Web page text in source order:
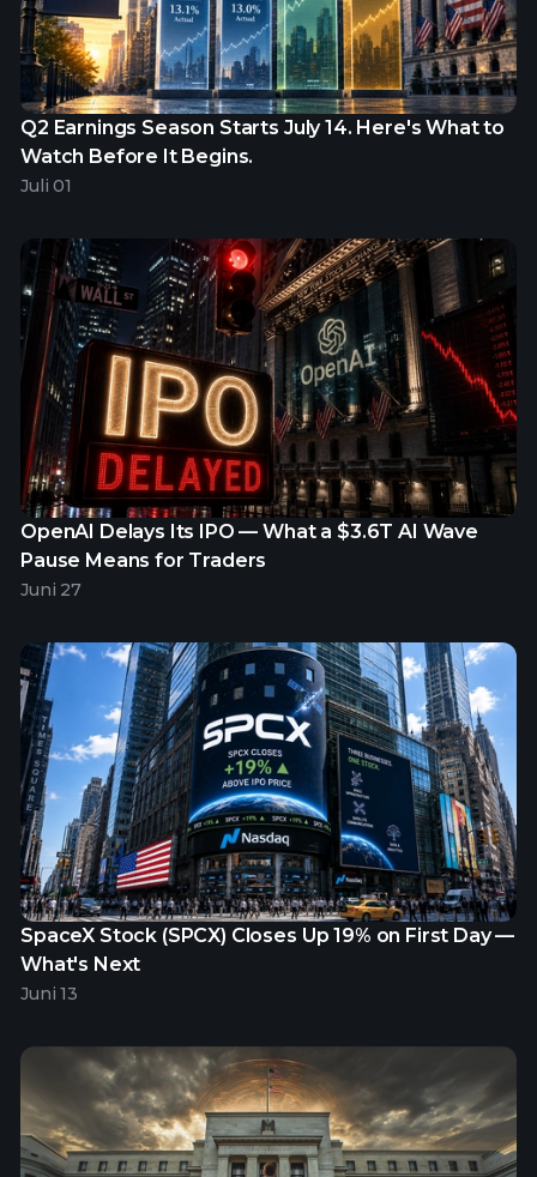
Q2 Earnings Season Starts July 14. Here's What to
Watch Before It Begins.
Juli 01
OpenAI Delays Its IPO — What a $3.6T AI Wave
Pause Means for Traders
Juni 27
SpaceX Stock (SPCX) Closes Up 19% on First Day —
What's Next
Juni 13